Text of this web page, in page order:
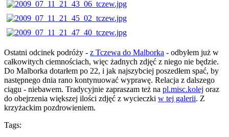
Ostatni odcinek podróży - z Tczewa do Malborka - odbyłem już w
całkowitych ciemnościach, więc żadnych zdjęć z niego nie będzie.
Do Malborka dotarłem po 22, i jak najszybciej poszedłem spać, by
następnego dnia rano kontynuować wyprawę. Relacja z dalszego
ciągu - niebawem. Tradycyjnie zapraszam też na pl.misc.kolej oraz
do obejrzenia większej ilości zdjęć z wycieczki w tej galerii. Z
krzyżackim pozdrowieniem.
Tags: